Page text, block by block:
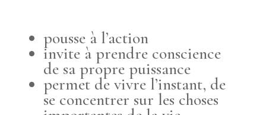
pousse à l’action
invite à prendre conscience
de sa propre puissance
permet de vivre l’instant, de
se concentrer sur les choses